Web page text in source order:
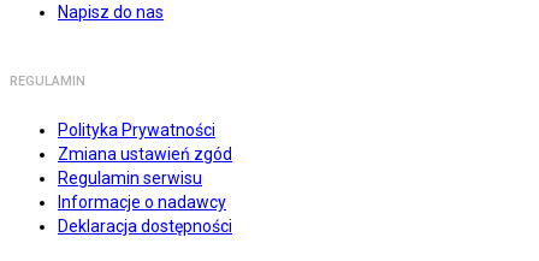
Napisz do nas
REGULAMIN
Polityka Prywatności
Zmiana ustawień zgód
Regulamin serwisu
Informacje o nadawcy
Deklaracja dostępności